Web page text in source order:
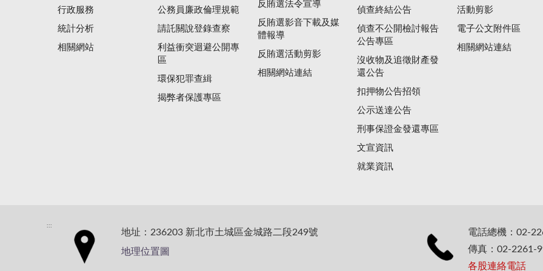
行政服務
統計分析
相關網站
公務員廉政倫理規範
請託關說登錄查察
利益衝突迴避公開專
區
環保犯罪查緝
揭弊者保護專區
反賄選法令宣導
反賄選影音下載及媒
體報導
反賄選活動剪影
相關網站連結
偵查終結公告
偵查不公開檢討報告
公告專區
沒收物及追徵財產發
還公告
扣押物公告招領
公示送達公告
刑事保證金發還專區
文宣資訊
就業資訊
活動剪影
電子公文附件區
相關網站連結
:::
地址：236203 新北市土城區金城路二段249號
地理位置圖
電話總機：02-
傳真：02-2261-
各股連絡電話